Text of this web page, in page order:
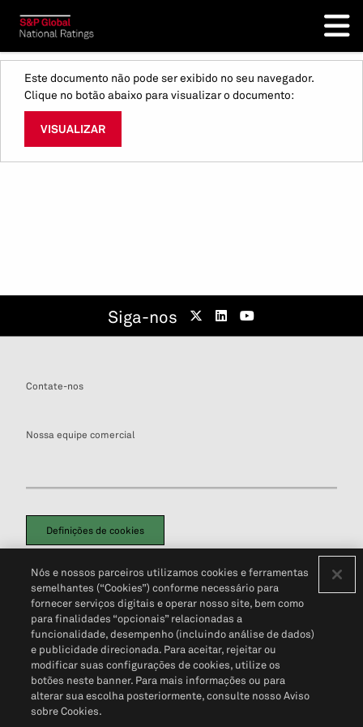
Este documento não pode ser exibido no seu navegador.
Clique no botão abaixo para visualizar o documento:
VISUALIZAR
Siga-nos
Contate-nos
Nossa equipe comercial
Definições de cookies
Política de PrivacidadePortal de privacidade do cliente (em inglês)
Não Venda Minhas Informações Pessoais© 2026 S&P Global
Nós e nossos parceiros utilizamos cookies e ferramentas
semelhantes (“Cookies”) conforme necessário para
fornecer serviços digitais e operar nosso site, bem como
para finalidades “opcionais” relacionadas a
funcionalidade, desempenho (incluindo análise de dados)
e publicidade direcionada. Para aceitar, rejeitar ou
modificar suas configurações de cookies, utilize os
botões neste banner. Para mais informações ou para
alterar sua escolha posteriormente, consulte nosso Aviso
sobre Cookies.